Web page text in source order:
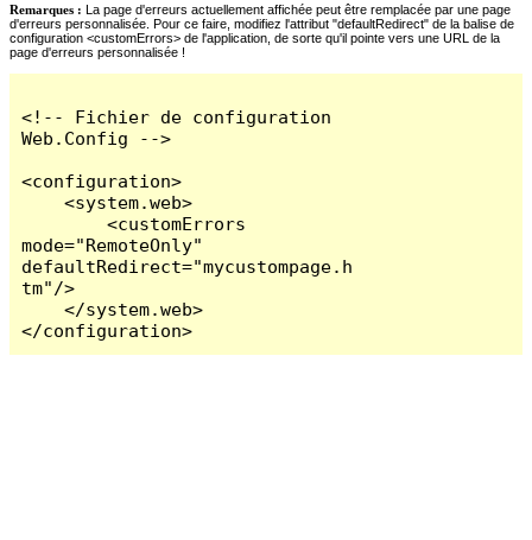
Remarques : La page d'erreurs actuellement affichée peut être remplacée par une page
d'erreurs personnalisée. Pour ce faire, modifiez l'attribut "defaultRedirect" de la balise de
configuration <customErrors> de l'application, de sorte qu'il pointe vers une URL de la
page d'erreurs personnalisée !
<!-- Fichier de configuration
Web.Config -->
<configuration>
    <system.web>
        <customErrors
mode="RemoteOnly"
defaultRedirect="mycustompage.h
tm"/>
    </system.web>
</configuration>